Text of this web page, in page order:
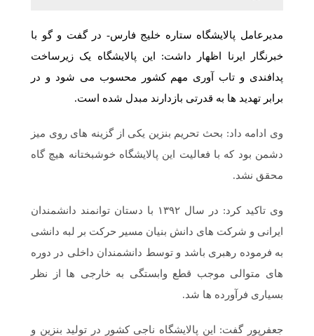
مدیرعامل پالایشگاه ستاره خلیج فارس- در گفت و گو با
خبرنگار ایرنا اظهار داشت: این پالایشگاه یک زیرساخت
پدافندی و تاب آوری مهم کشور محسوب می شود و در
برابر تهدید ها به قدرتی بازدارند مبدل شده است.
وی ادامه داد: بحث تحریم بنزین یکی از گزینه های روی میز
دشمن بود که با فعالیت این پالایشگاه خوشبختانه هیچ گاه
محقق نشد.
وی تاکید کرد: در سال ۱۳۹۲ با دستان توانمند دانشمندان
ایرانی و شرکت های دانش بنیان مسیر حرکت بر لبه دانشی
به فرموده رهبری باشد و توسط دانشمندان داخلی در دوره
های متوالی موجب قطع وابستگی به خارجی ها از نظر
بسیاری فرآورده ها شد.
جعفرپور گفت: این پالایشگاه ناجی کشور در تولید بنزین و